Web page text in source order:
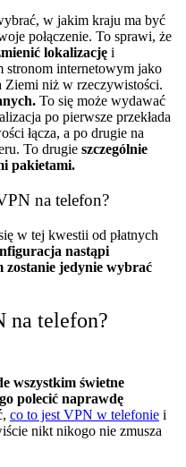
w jakim kraju ma być
połączenie. To sprawi, że
lokalizację i
stronom internetowym jako
Ziemi niż w rzeczywistości.
To się może wydawać
po pierwsze przekłada
łącza, a po drugie na
To drugie szczególnie
pakietami.
na telefon?
w tej kwestii od płatnych
nastąpi
zostanie jedynie wybrać
na telefon?
wszystkim świetne
polecić naprawdę
co to jest VPN w telefonie i
nikt nikogo nie zmusza